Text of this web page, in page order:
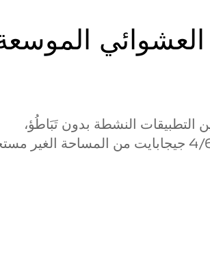
الموسعة
التطبيقات النشطة بدون تَبَاطُؤ،